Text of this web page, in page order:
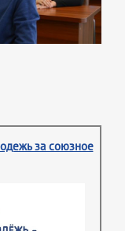
за союзное